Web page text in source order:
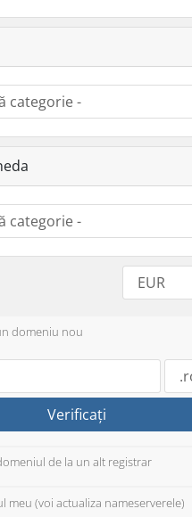
domeniu nou
Verificați
de la un alt registrar
meu (voi actualiza nameserverele)